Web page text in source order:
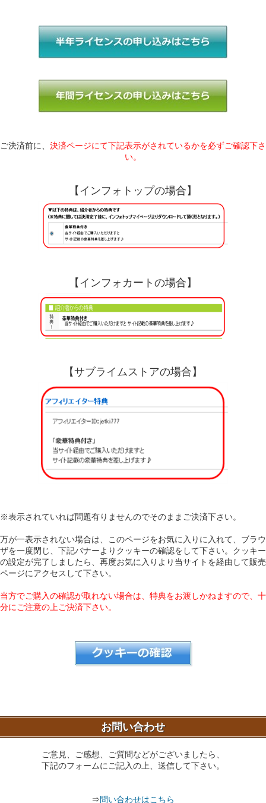
ご決済前に、 決済ページにて下記表示がされているかを必ずご確認下さ
い。
【インフォトップの場合】
【インフォカートの場合】
【サブライムストアの場合】
※表示されていれば問題有りませんのでそのままご決済下さい。
万が一表示されない場合は、このページをお気に入りに入れて、ブラウ
ザを一度閉じ、下記バナーよりクッキーの確認をして下さい。クッキー
の設定が完了しましたら、再度お気に入りより当サイトを経由して販売
ページにアクセスして下さい。
当方でご購入の確認が取れない場合は、特典をお渡しかねますので、十
分にご注意の上ご決済下さい。
お問い合わせ
ご意見、ご感想、ご質問などがございましたら、
下記のフォームにご記入の上、送信して下さい。
⇒問い合わせはこちら